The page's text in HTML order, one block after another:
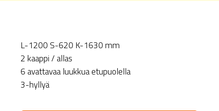
L-1200 S-620 K-1630 mm
2 kaappi / allas
6 avattavaa luukkua etupuolella
3-hyllyä